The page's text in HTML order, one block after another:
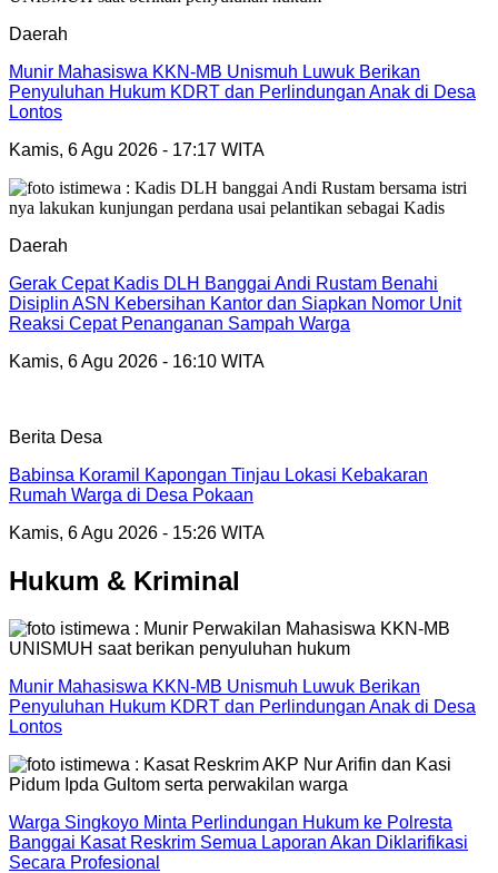
Daerah
Munir Mahasiswa KKN-MB Unismuh Luwuk Berikan
Penyuluhan Hukum KDRT dan Perlindungan Anak di Desa
Lontos
Kamis, 6 Agu 2026 - 17:17 WITA
Daerah
Gerak Cepat Kadis DLH Banggai Andi Rustam Benahi
Disiplin ASN Kebersihan Kantor dan Siapkan Nomor Unit
Reaksi Cepat Penanganan Sampah Warga
Kamis, 6 Agu 2026 - 16:10 WITA
Berita Desa
Babinsa Koramil Kapongan Tinjau Lokasi Kebakaran
Rumah Warga di Desa Pokaan
Kamis, 6 Agu 2026 - 15:26 WITA
Hukum & Kriminal
Munir Mahasiswa KKN-MB Unismuh Luwuk Berikan
Penyuluhan Hukum KDRT dan Perlindungan Anak di Desa
Lontos
Warga Singkoyo Minta Perlindungan Hukum ke Polresta
Banggai Kasat Reskrim Semua Laporan Akan Diklarifikasi
Secara Profesional